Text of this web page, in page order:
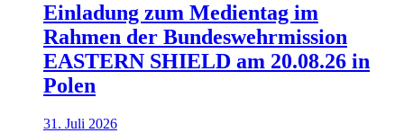
Einladung zum Medientag im
Rahmen der Bundeswehrmission
EASTERN SHIELD am 20.08.26 in
Polen
31. Juli 2026